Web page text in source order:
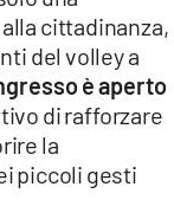
cittadinanza,
del volley a
è aperto
di rafforzare
la
piccoli gesti